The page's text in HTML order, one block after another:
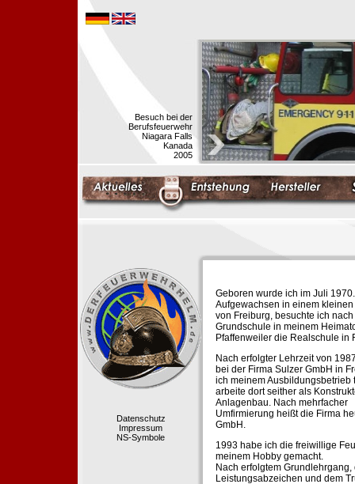
Besuch bei der
Berufsfeuerwehr
Niagara Falls
Kanada
2005
Datenschutz
Impressum
NS-Symbole
Geboren wurde ich im Juli 1970.
Aufgewachsen in einem kleinen
von Freiburg, besuchte ich nach
Grundschule in meinem
Pfaffenweiler die Realschule in
Nach erfolgter Lehrzeit von
bei der Firma Sulzer GmbH in
ich meinem Ausbildungsbetrieb
arbeite dort seither als
Anlagenbau. Nach mehrfacher
Umfirmierung heißt die Firma
GmbH.
1993 habe ich die freiwillige
meinem Hobby gemacht.
Nach erfolgtem Grundlehrgang,
Leistungsabzeichen und dem